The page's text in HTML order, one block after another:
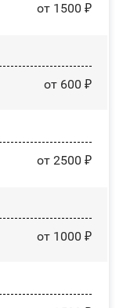
от 1500 ₽
от 600 ₽
от 2500 ₽
от 1000 ₽